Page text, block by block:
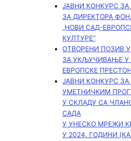
ЈАВНИ КОНКУРС
ЗА ДИРЕКТОРА
„НОВИ САД-
КУЛТУРЕ“
ОТВОРЕНИ ПОЗИВ
ЗА УКЉУЧИВАЊЕ У
ЕВРОПСКЕ
ЈАВНИ КОНКУРС
УМЕТНИЧКИМ
У СКЛАДУ СА
САДА
У УНЕСКО МРЕЖИ
У 2024. ГОДИНИ